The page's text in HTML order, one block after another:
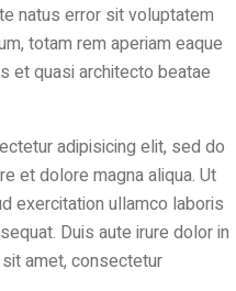
natus error sit voluptatem
totam rem aperiam eaque
et quasi architecto beatae
adipisicing elit, sed do
et dolore magna aliqua. Ut
exercitation ullamco laboris
Duis aute irure dolor in
amet, consectetur